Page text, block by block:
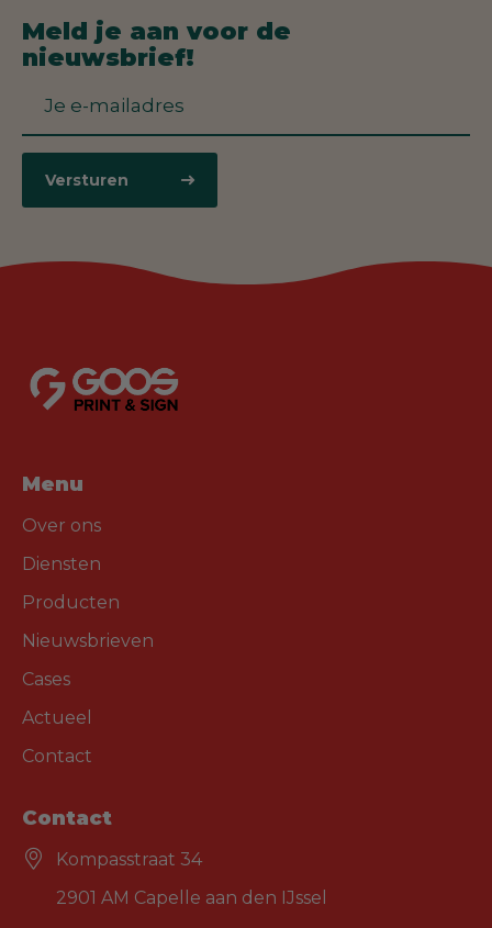
Meld je aan voor de
nieuwsbrief!
Versturen
Menu
Over ons
Diensten
Producten
Nieuwsbrieven
Cases
Actueel
Contact
Contact
Kompasstraat 34
2901 AM Capelle aan den IJssel